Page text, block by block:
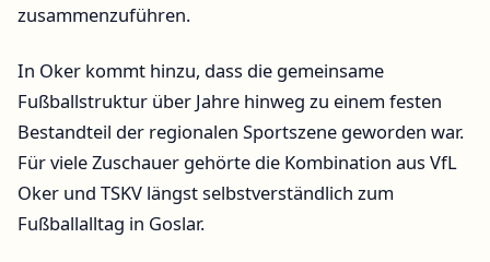
zusammenzuführen.
In Oker kommt hinzu, dass die gemeinsame
Fußballstruktur über Jahre hinweg zu einem festen
Bestandteil der regionalen Sportszene geworden war.
Für viele Zuschauer gehörte die Kombination aus VfL
Oker und TSKV längst selbstverständlich zum
Fußballalltag in Goslar.